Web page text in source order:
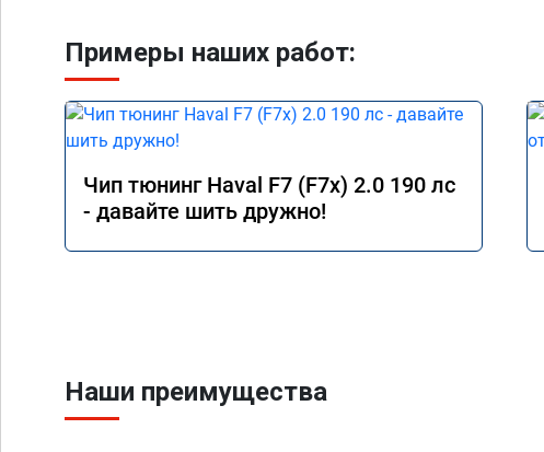
Примеры наших работ:
Чип тюнинг Haval F7 (F7x) 2.0 190 лс
- давайте шить дружно!
Наши преимущества